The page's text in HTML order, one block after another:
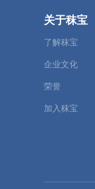
关于秣宝
了解秣宝
企业文化
荣誉
加入秣宝